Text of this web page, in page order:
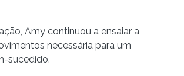
Amy continuou a ensaiar a
necessária para um
sucedido.